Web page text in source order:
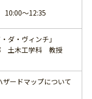
10:00～12:35
ダ・ヴィンチ」
土木工学科 教授
ザードマップについて